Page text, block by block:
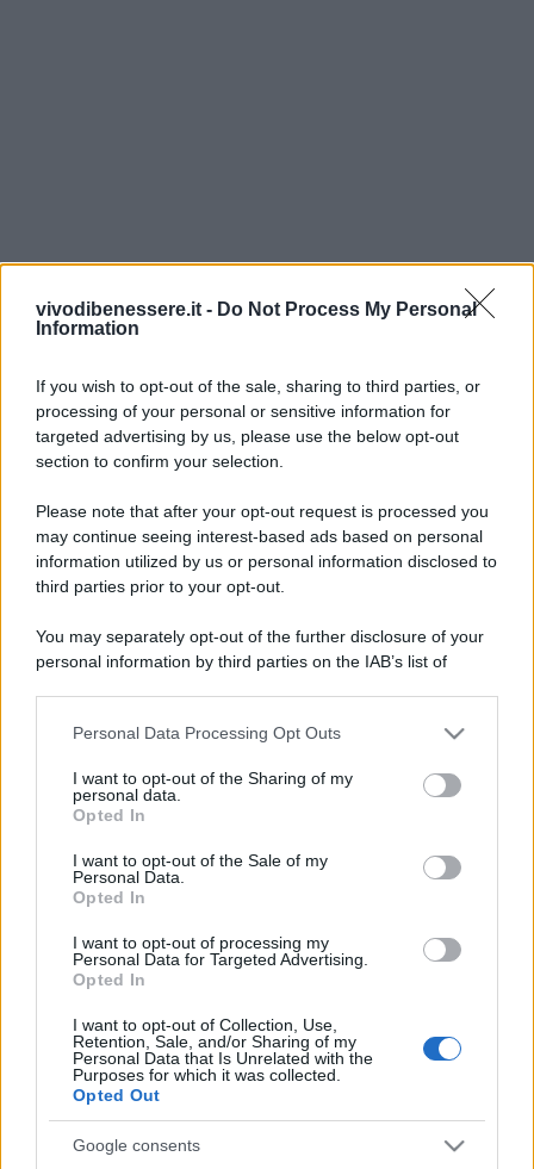
vivodibenessere.it - Do Not Process My Personal
Information
If you wish to opt-out of the sale, sharing to third parties, or
processing of your personal or sensitive information for
targeted advertising by us, please use the below opt-out
section to confirm your selection.
Please note that after your opt-out request is processed you
may continue seeing interest-based ads based on personal
information utilized by us or personal information disclosed to
third parties prior to your opt-out.
You may separately opt-out of the further disclosure of your
personal information by third parties on the IAB’s list of
This information may also be disclosed by us to third parties
disclose it to other third parties.
Please note that this website/app uses one or more Google
services and may gather and store information including but
not limited to your visit or usage behaviour. You may click to
grant or deny consent to Google and its third-party tags to
consent section.
Personal Data Processing Opt Outs
I want to opt-out of the Sharing of my
personal data.
Opted In
I want to opt-out of the Sale of my
Personal Data.
Opted In
I want to opt-out of processing my
Personal Data for Targeted Advertising.
Opted In
I want to opt-out of Collection, Use,
Retention, Sale, and/or Sharing of my
Personal Data that Is Unrelated with the
Purposes for which it was collected.
Opted Out
Google consents